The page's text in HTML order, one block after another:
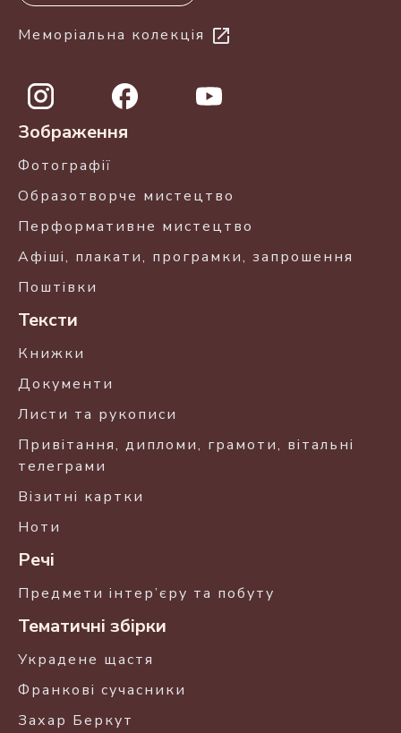
Меморіальна колекція
Зображення
Фотографії
Образотворче мистецтво
Перформативне мистецтво
Афіші, плакати, програмки, запрошення
Поштівки
Тексти
Книжки
Документи
Листи та рукописи
Привітання, дипломи, грамоти, вітальні
телеграми
Візитні картки
Ноти
Речі
Предмети інтер’єру та побуту
Тематичні збірки
Украдене щастя
Франкові сучасники
Захар Беркут